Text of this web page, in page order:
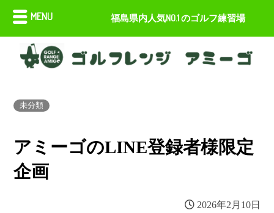
未分類
アミーゴのLINE登録者様限定
企画
2026年2月10日
MENU 福島県内人気NO.1 のゴルフ練習場